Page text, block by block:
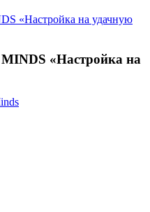
«Настройка на